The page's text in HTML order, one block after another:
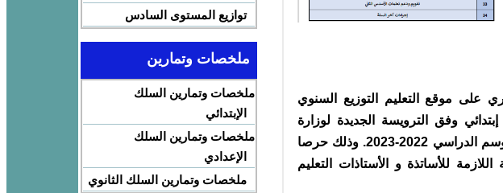
موقع التعليم التوزيع السنوي
وفق الترويسة الجديدة لوزارة
التربية الوطنية و التعليم و الرياضة للموسم الدراسي 2022-2023. وذلك حرصا
اللازمة للأساتذة و الأستاذات التعليم
توازيع المستوى السادس
ملخصات وتمارين
ملخصات وتمارين السلك
الإبتدائي
ملخصات وتمارين السلك
الإعدادي
ملخصات وتمارين السلك الثانوي